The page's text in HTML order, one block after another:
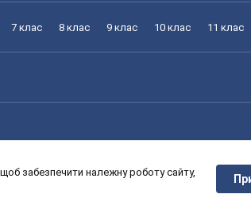
7 клас 8 клас 9 клас 10 клас 11 клас
7 клас 8 клас 9 клас 10 клас 11 клас
забезпечити належну роботу сайту,